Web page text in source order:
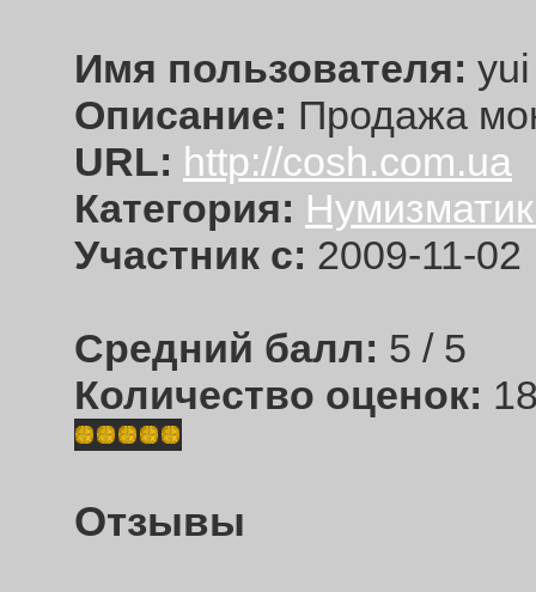
Имя пользователя: yui
Описание: Продажа
URL: http://cosh.com.ua
Категория:
Участник с: 2009-11-02
Средний балл: 5 / 5
Количество оценок:
Отзывы